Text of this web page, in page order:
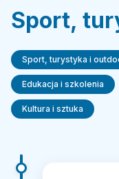
Sport,
Sport, turystyka i
Edukacja i szkolenia
Kultura i sztuka